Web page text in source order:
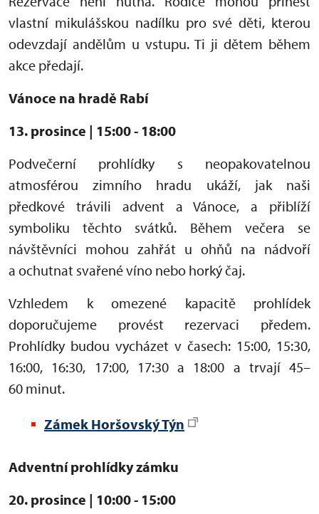
vlastní mikulášskou nadílku pro své děti, kterou
odevzdají andělům u vstupu. Ti ji dětem během
akce předají.
Vánoce na hradě Rabí
13. prosince | 15:00 - 18:00
Podvečerní prohlídky s neopakovatelnou
atmosférou zimního hradu ukáží, jak naši
předkové trávili advent a Vánoce, a přiblíží
symboliku těchto svátků. Během večera se
návštěvníci mohou zahřát u ohňů na nádvoří
a ochutnat svařené víno nebo horký čaj.
Vzhledem k omezené kapacitě prohlídek
doporučujeme provést rezervaci předem.
Prohlídky budou vycházet v časech: 15:00, 15:30,
16:00, 16:30, 17:00, 17:30 a 18:00 a trvají 45–
60 minut.
Zámek Horšovský Týn
Adventní prohlídky zámku
20. prosince | 10:00 - 15:00